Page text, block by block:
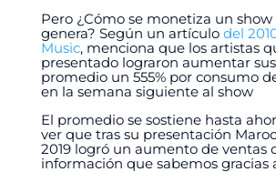
Pero ¿Cómo se monetiza un
genera? Según un artículo del
Music, menciona que los artistas
presentado lograron aumentar
promedio un 555% por consumo
en la semana siguiente al show
El promedio se sostiene hasta
ver que tras su presentación
2019 logró un aumento de ventas
información que sabemos gracias